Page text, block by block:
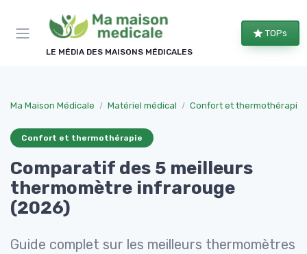
LE MÉDIA DES MAISONS MÉDICALES
TOPs
Ma Maison Médicale Matériel médical Confort et thermothérapie
Confort et thermothérapie
Comparatif des 5 meilleurs
thermomètre infrarouge
(2026)
Guide complet sur les meilleurs thermomètres